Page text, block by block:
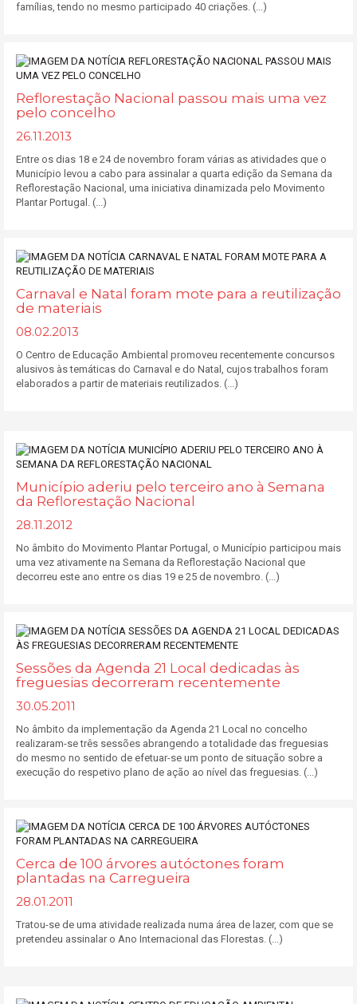
famílias, tendo no mesmo participado 40 criações. (...)
Reflorestação Nacional passou mais uma vez
pelo concelho
26.11.2013
Entre os dias 18 e 24 de novembro foram várias as atividades que o
Município levou a cabo para assinalar a quarta edição da Semana da
Reflorestação Nacional, uma iniciativa dinamizada pelo Movimento
Plantar Portugal. (...)
Carnaval e Natal foram mote para a reutilização
de materiais
08.02.2013
O Centro de Educação Ambiental promoveu recentemente concursos
alusivos às temáticas do Carnaval e do Natal, cujos trabalhos foram
elaborados a partir de materiais reutilizados. (...)
Município aderiu pelo terceiro ano à Semana
da Reflorestação Nacional
28.11.2012
No âmbito do Movimento Plantar Portugal, o Município participou mais
uma vez ativamente na Semana da Reflorestação Nacional que
decorreu este ano entre os dias 19 e 25 de novembro. (...)
Sessões da Agenda 21 Local dedicadas às
freguesias decorreram recentemente
30.05.2011
No âmbito da implementação da Agenda 21 Local no concelho
realizaram-se três sessões abrangendo a totalidade das freguesias
do mesmo no sentido de efetuar-se um ponto de situação sobre a
execução do respetivo plano de ação ao nível das freguesias. (...)
Cerca de 100 árvores autóctones foram
plantadas na Carregueira
28.01.2011
Tratou-se de uma atividade realizada numa área de lazer, com que se
pretendeu assinalar o Ano Internacional das Florestas. (...)